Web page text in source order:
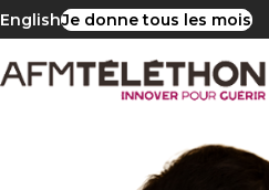
EnglishJe donne tous les mois